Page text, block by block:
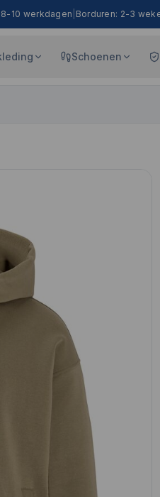
10 werkdagen Borduren: 2-3
Schoenen